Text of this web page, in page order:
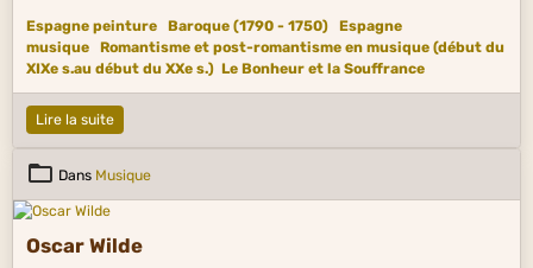
Espagne peinture Baroque (1790 - 1750)
Espagne
musique
Romantisme et post-romantisme en musique (début du
XIXe s.au début du XXe s.) Le Bonheur et la Souffrance
Lire la suite
Dans Musique
Oscar Wilde